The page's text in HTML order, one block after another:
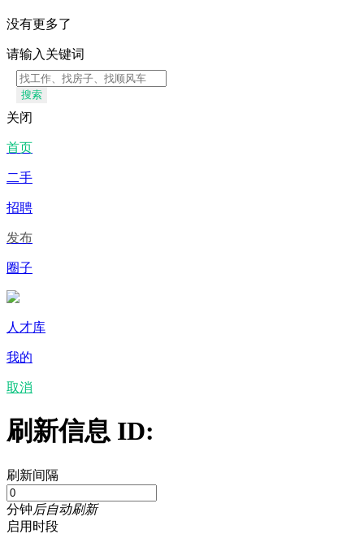
没有更多了
请输入关键词
搜索
关闭
首页
二手
招聘
发布
圈子
人才库
我的
取消
刷新信息 ID:
刷新间隔
分钟后自动刷新
启用时段